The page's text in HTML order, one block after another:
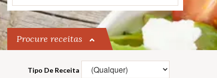
Procure receitas
Tipo De Receita